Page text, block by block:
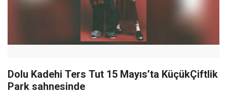
Dolu Kadehi Ters Tut 15 Mayıs’ta KüçükÇiftlik
Park sahnesinde